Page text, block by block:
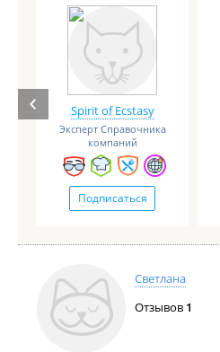
Spirit of Ecstasy
Эксперт Справочника
компаний
Подписаться
Светлана
Отзывов 1